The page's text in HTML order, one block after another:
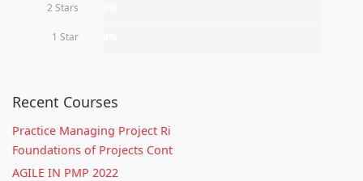
2 Stars
1 Star
Recent Courses
Practice Managing Project Ri
Foundations of Projects Cont
AGILE IN PMP 2022